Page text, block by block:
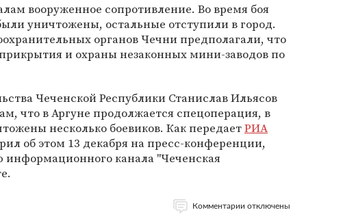
вооруженное сопротивление. Во время боя
уничтожены, остальные отступили в город.
органов Чечни предполагали, что
и охраны незаконных мини-заводов по
Чеченской Республики Станислав Ильясов
что в Аргуне продолжается спецоперация, в
несколько боевиков. Как передаетРИА
об этом 13 декабря на пресс-конференции,
канала "Чеченская
Комментарии отключены